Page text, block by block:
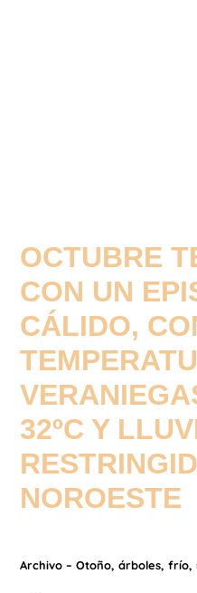
OCTUBRE
CON UN
CÁLIDO,
32ºC Y
NOROESTE
Archivo – Otoño, árboles,